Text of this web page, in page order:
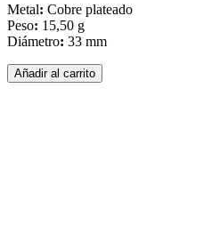
Metal: Cobre plateado
Peso: 15,50 g
Diámetro: 33 mm
Añadir al carrito